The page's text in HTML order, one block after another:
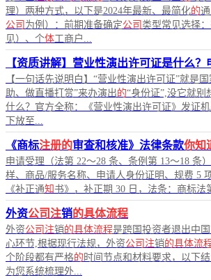
理）两种方式，以下是2024年最新、最简化的
公司 为例）：前期准备确定公司 类型常见选择
见）、个体工商户...
【资质讲解】营业性演出许可证是什么？
【一句话先说明白】“营业性演出许可证”就是
助、做直播打赏”来办演出的“身份证”,没它就别
什么？官方全称：《营业性演出许可证》发证
下放至...
《商标注册的审查和核准》法律条款你知
申请受理（法第 22～28 条、条例第 13～18 条
样、商品/服务名称、申请人身份证明、规费 5
《补正通知书》，补正期 30 日，法条：商标法
外资公司注销的具体流程
外资公司注销的具体流程是跨国投资者退出中
心环节,根据现行法规，外资公司注销的具体流
个阶段都有严格的 时间节点和材料要求，以下结
为您系统梳理外...